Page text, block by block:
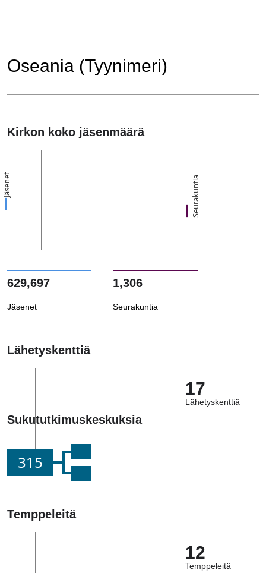
Oseania (Tyynimeri)
Kirkon koko jäsenmäärä
Jäsenet Seurakuntia
629,697
Jäsenet
1,306
Seurakuntia
Lähetyskenttiä
17
Lähetyskenttiä
Sukututkimuskeskuksia
315
Temppeleitä
12
Temppeleitä